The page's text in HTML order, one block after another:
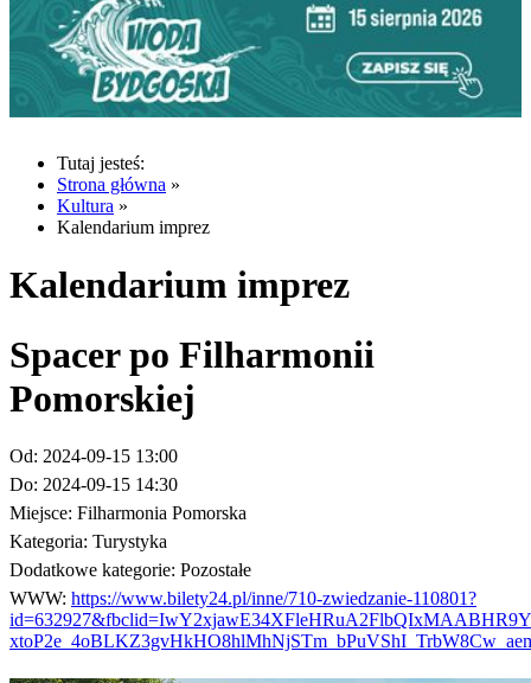
Tutaj jesteś:
Strona główna »
Kultura »
Kalendarium imprez
Kalendarium imprez
Spacer po Filharmonii
Pomorskiej
Od: 2024-09-15 13:00
Do: 2024-09-15 14:30
Miejsce: Filharmonia Pomorska
Kategoria: Turystyka
Dodatkowe kategorie: Pozostałe
WWW: https://www.bilety24.pl/inne/710-zwiedzanie-110801?